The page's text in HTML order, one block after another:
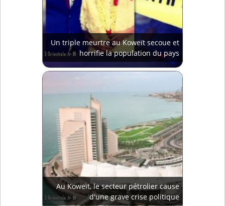
Un triple meurtre au Koweït secoue et
horrifie la population du pays
Au Koweït, le secteur pétrolier cause
d'une grave crise politique